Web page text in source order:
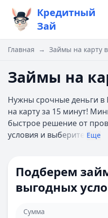
Кредитный
Зай
Главная → Займы на карту
Займы на
Нужны срочные деньги
на карту за 15 минут!
быстрое решение от
условия и выберите Еще
Подберем
выгодных
Сумма